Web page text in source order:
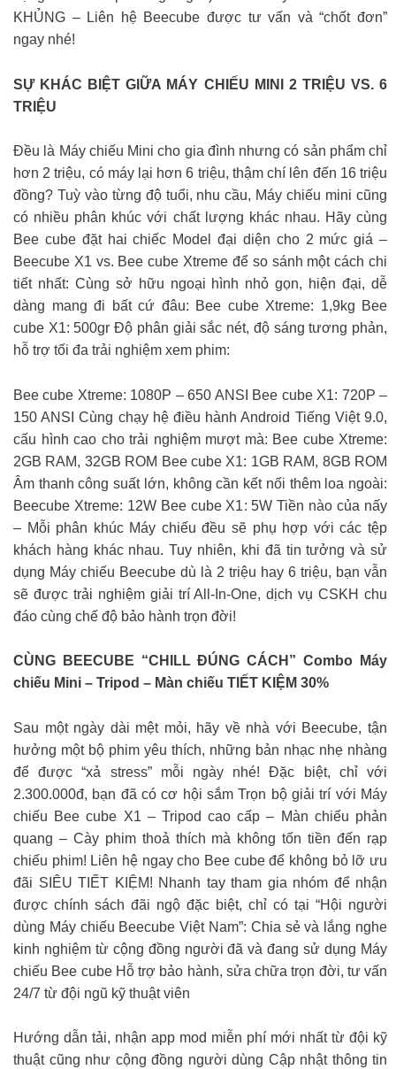
KHỦNG – Liên hệ Beecube được tư vấn và “chốt đơn”
ngay nhé!
SỰ KHÁC BIỆT GIỮA MÁY CHIẾU MINI 2 TRIỆU VS. 6
TRIỆU
Đều là Máy chiếu Mini cho gia đình nhưng có sản phẩm chỉ
hơn 2 triệu, có máy lại hơn 6 triệu, thậm chí lên đến 16 triệu
đồng? Tuỳ vào từng độ tuổi, nhu cầu, Máy chiếu mini cũng
có nhiều phân khúc với chất lượng khác nhau. Hãy cùng
Bee cube đặt hai chiếc Model đại diện cho 2 mức giá –
Beecube X1 vs. Bee cube Xtreme để so sánh một cách chi
tiết nhất: Cùng sở hữu ngoại hình nhỏ gọn, hiện đại, dễ
dàng mang đi bất cứ đâu: Bee cube Xtreme: 1,9kg Bee
cube X1: 500gr Độ phân giải sắc nét, độ sáng tương phản,
hỗ trợ tối đa trải nghiệm xem phim:
Bee cube Xtreme: 1080P – 650 ANSI Bee cube X1: 720P –
150 ANSI Cùng chạy hệ điều hành Android Tiếng Việt 9.0,
cấu hình cao cho trải nghiệm mượt mà: Bee cube Xtreme:
2GB RAM, 32GB ROM Bee cube X1: 1GB RAM, 8GB ROM
Âm thanh công suất lớn, không cần kết nối thêm loa ngoài:
Beecube Xtreme: 12W Bee cube X1: 5W Tiền nào của nấy
– Mỗi phân khúc Máy chiếu đều sẽ phụ hợp với các tệp
khách hàng khác nhau. Tuy nhiên, khi đã tin tưởng và sử
dụng Máy chiếu Beecube dù là 2 triệu hay 6 triệu, bạn vẫn
sẽ được trải nghiệm giải trí All-In-One, dịch vụ CSKH chu
đáo cùng chế độ bảo hành trọn đời!
CÙNG BEECUBE “CHILL ĐÚNG CÁCH” Combo Máy
chiếu Mini – Tripod – Màn chiếu TIẾT KIỆM 30%
Sau một ngày dài mệt mỏi, hãy về nhà với Beecube, tận
hưởng một bộ phim yêu thích, những bản nhạc nhẹ nhàng
để được “xả stress” mỗi ngày nhé! Đặc biệt, chỉ với
2.300.000đ, bạn đã có cơ hội sắm Trọn bộ giải trí với Máy
chiếu Bee cube X1 – Tripod cao cấp – Màn chiếu phản
quang – Cày phim thoả thích mà không tốn tiền đến rạp
chiếu phim! Liên hệ ngay cho Bee cube để không bỏ lỡ ưu
đãi SIÊU TIẾT KIỆM! Nhanh tay tham gia nhóm để nhận
được chính sách đãi ngộ đặc biệt, chỉ có tại “Hội người
dùng Máy chiếu Beecube Việt Nam”: Chia sẻ và lắng nghe
kinh nghiệm từ cộng đồng người đã và đang sử dụng Máy
chiếu Bee cube Hỗ trợ bảo hành, sửa chữa trọn đời, tư vấn
24/7 từ đội ngũ kỹ thuật viên
Hướng dẫn tải, nhận app mod miễn phí mới nhất từ đội kỹ
thuật cũng như cộng đồng người dùng Cập nhật thông tin